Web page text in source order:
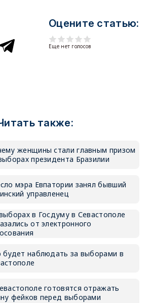
Оцените статью:
Еще нет голосов
также:
женщины стали главным призом
президента Бразилии
мэра Евпатории занял бывший
управленец
в Госдуму в Севастополе
от электронного
будет наблюдать за выборами в
готовятся отражать
фейков перед выборами